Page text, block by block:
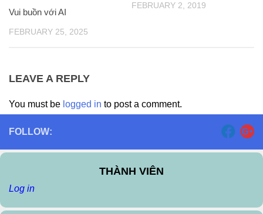
Vui buồn với AI
FEBRUARY 25, 2025
FEBRUARY 2, 2019
LEAVE A REPLY
You must be logged in to post a comment.
FOLLOW:
THÀNH VIÊN
Log in